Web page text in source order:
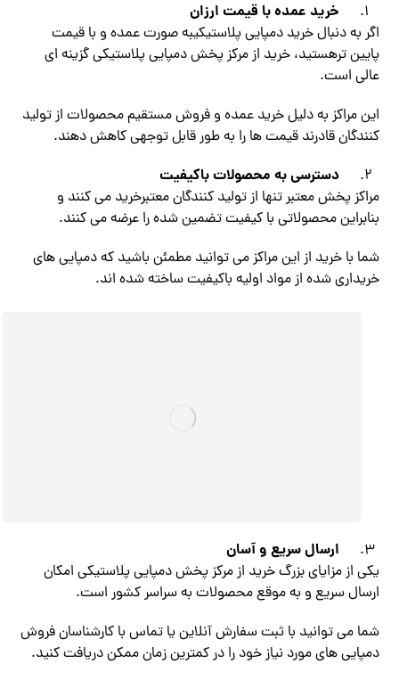
خرید عمده با قیمت ارزان
اگر به دنبال خرید دمپایی پلاستیکیبه صورت عمده و با قیمت
پایین ترهستید، خرید از مرکز پخش دمپایی پلاستیکی گزینه ای
عالی است.
این مراکز به دلیل خرید عمده و فروش مستقیم محصولات از تولید
کنندگان قادرند قیمت ها را به طور قابل توجهی کاهش دهند.
دسترسی به محصولات باکیفیت
مراکز پخش معتبر تنها از تولید کنندگان معتبرخرید می کنند و
بنابراین محصولاتی با کیفیت تضمین شده را عرضه می کنند.
شما با خرید از این مراکز می توانید مطمئن باشید که دمپایی های
خریداری شده از مواد اولیه باکیفیت ساخته شده اند.
ارسال سریع و آسان
یکی از مزایای بزرگ خرید از مرکز پخش دمپایی پلاستیکی امکان
ارسال سریع و به موقع محصولات به سراسر کشور است.
شما می توانید با ثبت سفارش آنلاین یا تماس با کارشناسان فروش
دمپایی های مورد نیاز خود را در کمترین زمان ممکن دریافت کنید.